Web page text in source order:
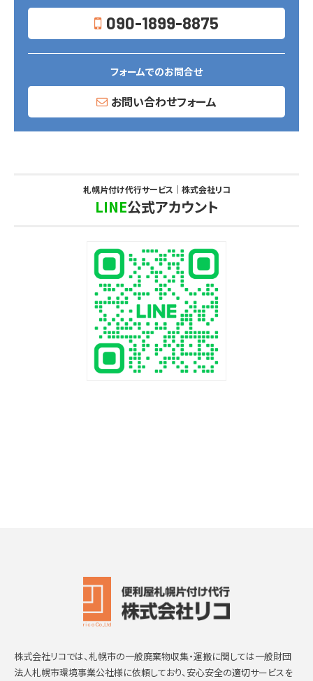
090-1899-8875
フォームでのお問合せ
お問い合わせフォーム
札幌片付け代行サービス｜株式会社リコ
LINE公式アカウント
株式会社リコでは、札幌市の一般廃棄物収集・運搬に関しては一般財団
法人札幌市環境事業公社様に依頼しており、安心安全の適切サービスを